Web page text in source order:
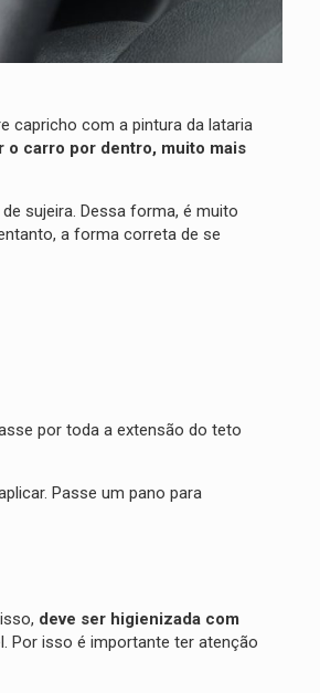
capricho com a pintura da lataria
o carro por dentro, muito mais
sujeira. Dessa forma, é muito
a forma correta de se
por toda a extensão do teto
Passe um pano para
deve ser higienizada com
Por isso é importante ter atenção